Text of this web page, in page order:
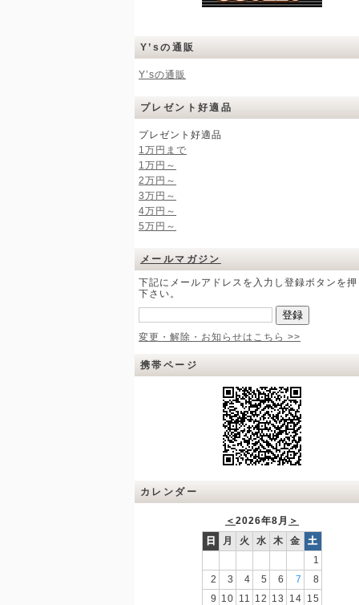
Y’sの通販
Y’sの通販
プレゼント好適品
プレゼント好適品
1万円まで
1万円～
2万円～
3万円～
4万円～
5万円～
メールマガジン
下記にメールアドレスを入力し登録ボタンを
下さい。
変更・解除・お知らせはこちら >>
携帯ページ
カレンダー
＜ 2026年8月 ＞
日
月 火 水 木 金
土
1
2
3 4 5 6 7
8
9 10 11 12 13 14 15